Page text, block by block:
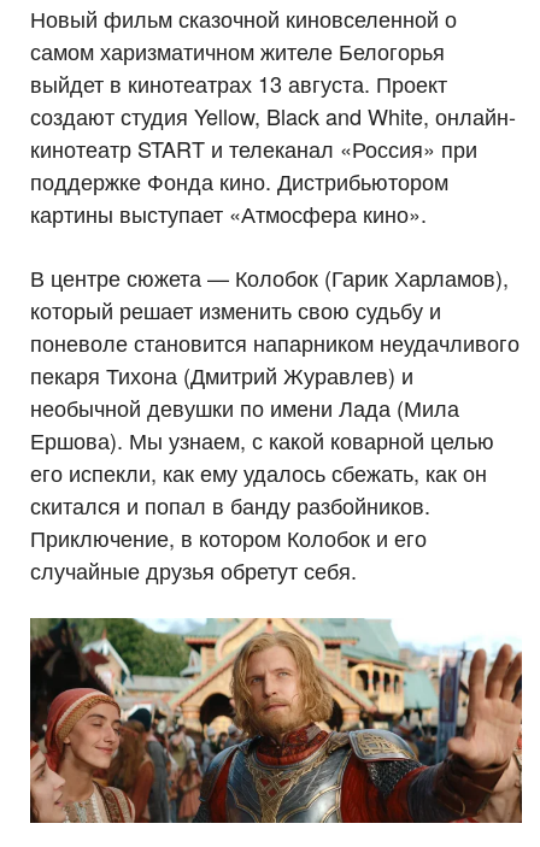
Новый фильм сказочной киновселенной о
самом харизматичном жителе Белогорья
выйдет в кинотеатрах 13 августа. Проект
создают студия Yellow, Black and White, онлайн-
кинотеатр START и телеканал «Россия» при
поддержке Фонда кино. Дистрибьютором
картины выступает «Атмосфера кино».
В центре сюжета — Колобок (Гарик Харламов),
который решает изменить свою судьбу и
поневоле становится напарником неудачливого
пекаря Тихона (Дмитрий Журавлев) и
необычной девушки по имени Лада (Мила
Ершова). Мы узнаем, с какой коварной целью
его испекли, как ему удалось сбежать, как он
скитался и попал в банду разбойников.
Приключение, в котором Колобок и его
случайные друзья обретут себя.